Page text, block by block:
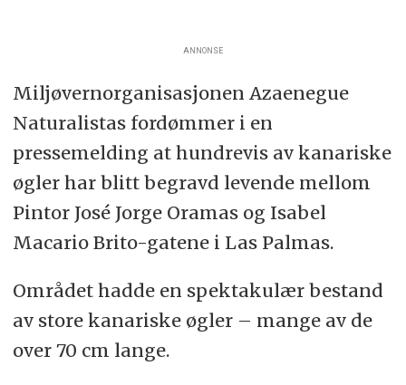
ANNONSE
Miljøvernorganisasjonen Azaenegue
Naturalistas fordømmer i en
pressemelding at hundrevis av kanariske
øgler har blitt begravd levende mellom
Pintor José Jorge Oramas og Isabel
Macario Brito-gatene i Las Palmas.
Området hadde en spektakulær bestand
av store kanariske øgler – mange av de
over 70 cm lange.